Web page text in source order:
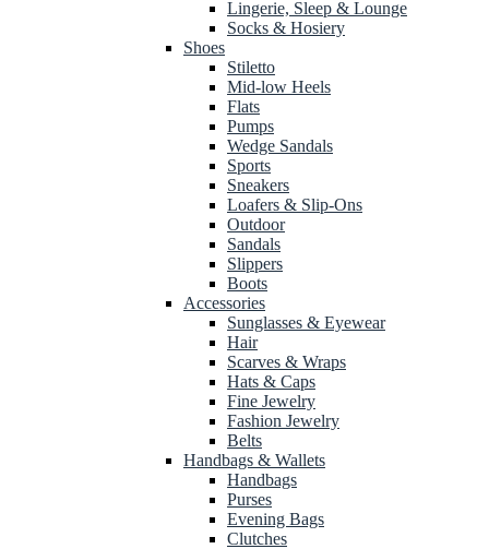
Lingerie, Sleep & Lounge
Socks & Hosiery
Shoes
Stiletto
Mid-low Heels
Flats
Pumps
Wedge Sandals
Sports
Sneakers
Loafers & Slip-Ons
Outdoor
Sandals
Slippers
Boots
Accessories
Sunglasses & Eyewear
Hair
Scarves & Wraps
Hats & Caps
Fine Jewelry
Fashion Jewelry
Belts
Handbags & Wallets
Handbags
Purses
Evening Bags
Clutches